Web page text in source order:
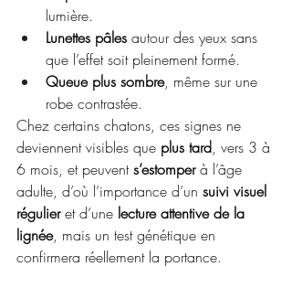
lumière.
Lunettes pâles autour des yeux sans
que l’effet soit pleinement formé.
Queue plus sombre, même sur une
robe contrastée.
Chez certains chatons, ces signes ne
deviennent visibles que plus tard, vers 3 à
6 mois, et peuvent s’estomper à l’âge
adulte, d’où l’importance d’un suivi visuel
régulier et d’une lecture attentive de la
lignée, mais un test génétique en
confirmera réellement la portance.